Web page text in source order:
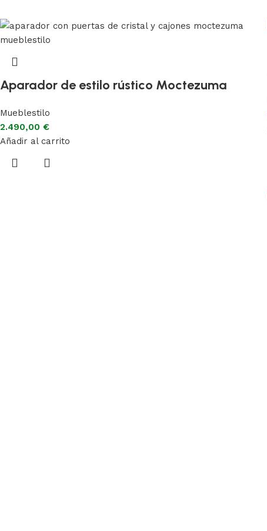
Aparador de estilo rústico Moctezuma
Mueblestilo
2.490,00 €
Añadir al carrito